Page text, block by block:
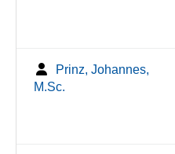
Prinz, Johannes,
M.Sc.